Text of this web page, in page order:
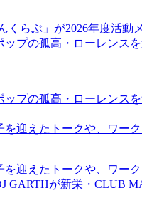
らぶ」が2026年度活
プの孤高・ローレン
プの孤高・ローレン
迎えたトークや、ワー
迎えたトークや、ワー
GARTHが新栄・CLUB